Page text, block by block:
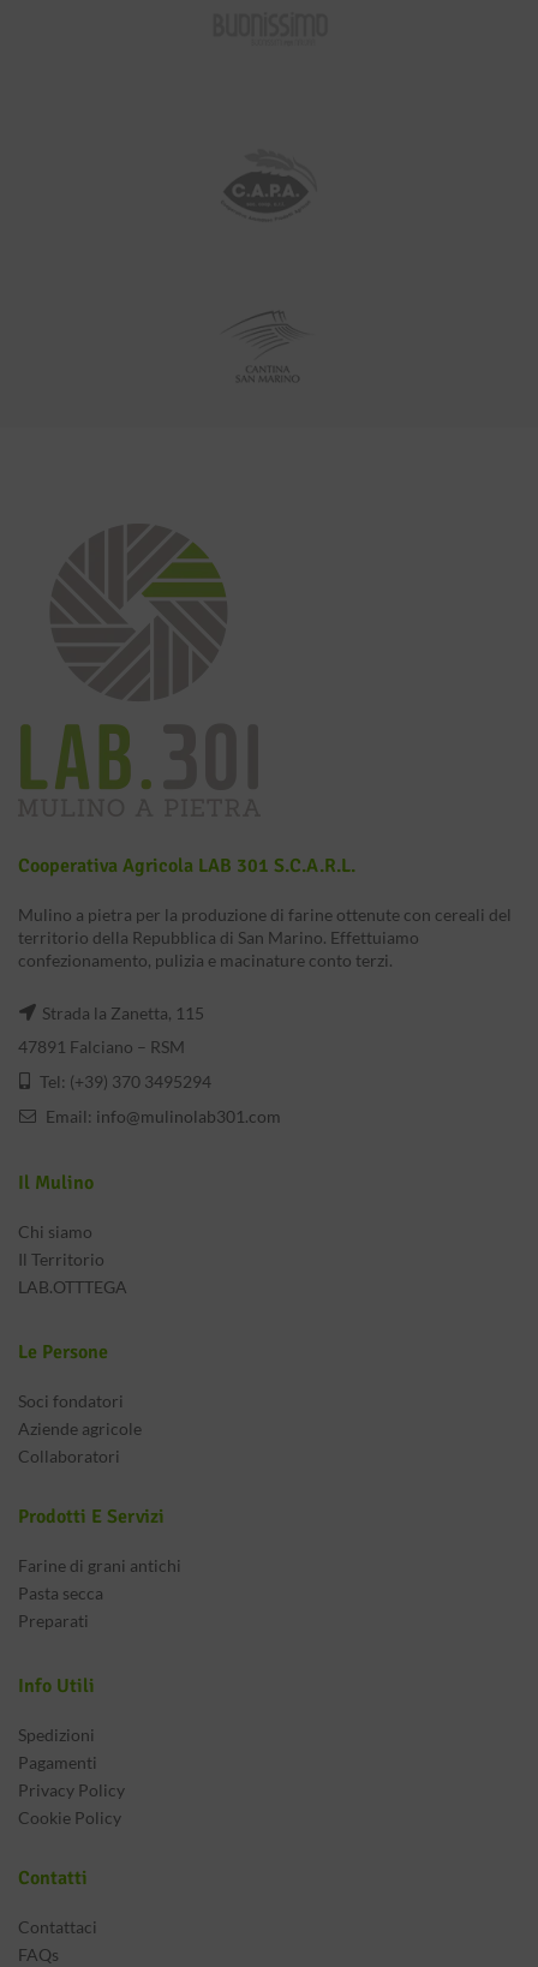
Cooperativa Agricola LAB 301 S.c.a.r.l.
Mulino a pietra per la produzione di farine ottenute con cereali del
territorio della Repubblica di San Marino. Effettuiamo
confezionamento, pulizia e macinature conto terzi.
Strada la Zanetta, 115
47891 Falciano – RSM
Tel: (+39) 370 3495294
Email: info@mulinolab301.com
Il Mulino
Chi siamo
Il Territorio
LAB.OTTTEGA
Le Persone
Soci fondatori
Aziende agricole
Collaboratori
Prodotti E Servizi
Farine di grani antichi
Pasta secca
Preparati
Info Utili
Spedizioni
Pagamenti
Privacy Policy
Cookie Policy
Contatti
Contattaci
FAQs